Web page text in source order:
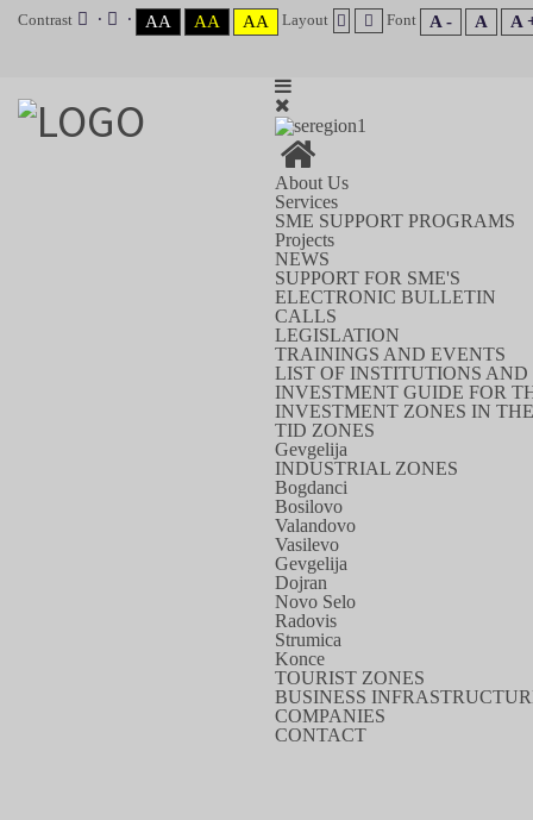
Contrast AA AA AA Layout Font A - A A
About Us
Services
SME SUPPORT PROGRAMS
Projects
NEWS
SUPPORT FOR SME'S
ELECTRONIC BULLETIN
CALLS
LEGISLATION
TRAININGS AND EVENTS
LIST OF INSTITUTIONS
INVESTMENT GUIDE FOR
INVESTMENT ZONES IN
TID ZONES
Gevgelija
INDUSTRIAL ZONES
Bogdanci
Bosilovo
Valandovo
Vasilevo
Gevgelija
Dojran
Novo Selo
Radovis
Strumica
Konce
TOURIST ZONES
BUSINESS
COMPANIES
CONTACT